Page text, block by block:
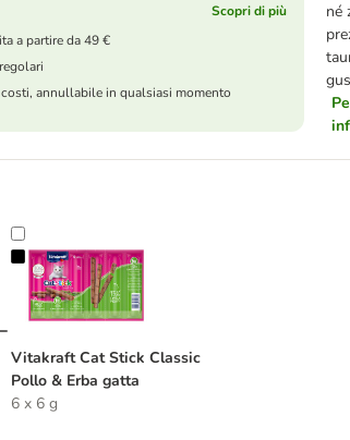
né
Scopri di più
a partire da 49 €
annullabile in qualsiasi momento
gatto
Vitakraft Cat Stick Classic Pollo & Erba gatta
Vitakraft Cat Stick Classic
Pollo & Erba gatta
6 x 6 g